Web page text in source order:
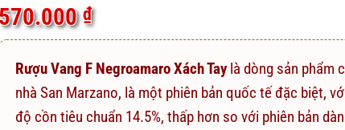
dựa trên
đánh giá
570.000₫
Rượu Vang F Negroamaro Xách Taylà dòng sản phẩm
nhà San Marzano, là một phiên bản quốc tế đặc biệt,
độ cồn tiêu chuẩn 14.5%, thấp hơn so với phiên bản